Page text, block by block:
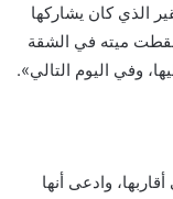
الذي كان يشاركها
ميته في الشقة
وفي اليوم التالي».
وادعى أنها